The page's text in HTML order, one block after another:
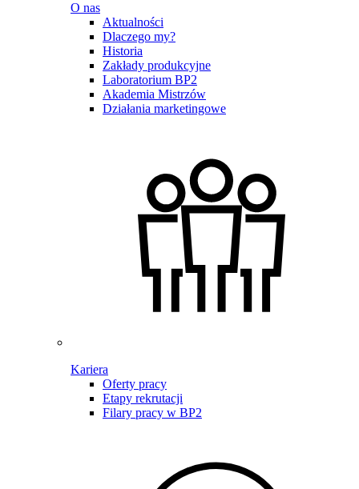
O nas
Aktualności
Dlaczego my?
Historia
Zakłady produkcyjne
Laboratorium BP2
Akademia Mistrzów
Działania marketingowe
Kariera
Oferty pracy
Etapy rekrutacji
Filary pracy w BP2